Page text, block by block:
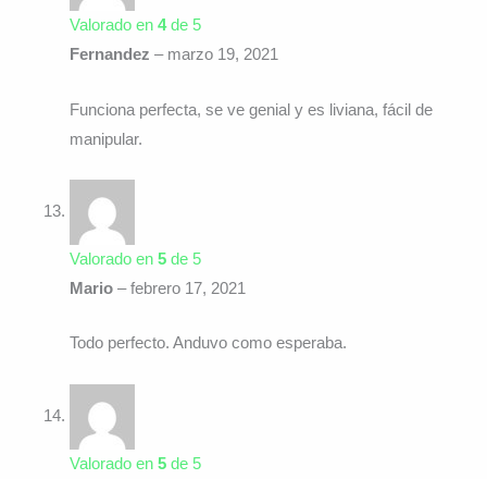
Valorado en 4de 5
Fernandez – marzo 19, 2021
Funciona perfecta, se ve genial y es liviana, fácil de
manipular.
Valorado en 5de 5
Mario – febrero 17, 2021
Todo perfecto. Anduvo como esperaba.
Valorado en 5de 5